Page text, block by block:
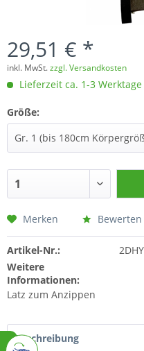
29,51 € *
inkl. MwSt.zzgl. Versandkosten
Lieferzeit ca. 1-3 Werktage
Größe:
Merken Bewerten
Artikel-Nr.:
Weitere
Informationen:
Latz zum Anzippen
Beschreibung